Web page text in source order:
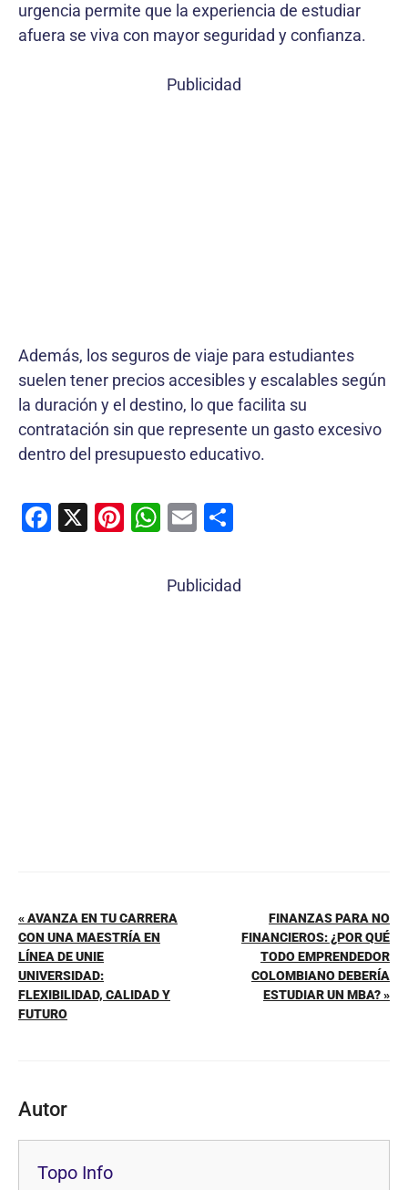
urgencia permite que la experiencia de estudiar
afuera se viva con mayor seguridad y confianza.
Publicidad
Además, los seguros de viaje para estudiantes
suelen tener precios accesibles y escalables según
la duración y el destino, lo que facilita su
contratación sin que represente un gasto excesivo
dentro del presupuesto educativo.
F
X
Pi
W
at
E
ai m
Publicidad
« AVANZA EN TU CARRERA
CON UNA MAESTRÍA EN
LÍNEA DE UNIE
UNIVERSIDAD:
FLEXIBILIDAD, CALIDAD Y
FUTURO
FINANZAS PARA NO
FINANCIEROS: ¿POR QUÉ
TODO EMPRENDEDOR
COLOMBIANO DEBERÍA
ESTUDIAR UN MBA? »
Autor
Topo Info